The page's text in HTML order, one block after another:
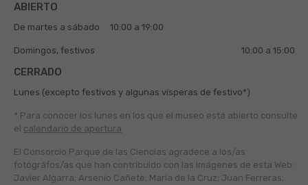
ABIERTO
De martes a sábado 10:00 a 19:00
Domingos, festivos 10:00 a 15:00
CERRADO
Lunes (excepto festivos y algunas vísperas de festivo*)
* Para conocer los lunes en los que el museo está abierto consulte
el calendario de apertura
El Consorcio Parque de las Ciencias agradece a los/as
fotógráfos/as que han contribuido con las imágenes de esta Web:
Javier Algarra; Arsenio Cañete; María de la Cruz; Juan Ferreras;